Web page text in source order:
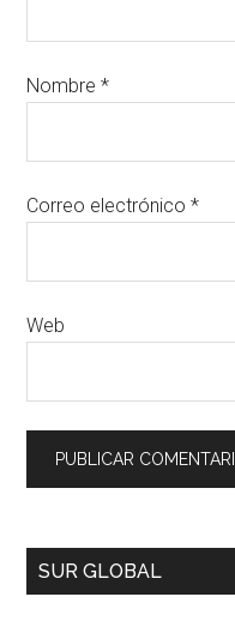
Nombre*
Correo electrónico*
Web
SUR GLOBAL